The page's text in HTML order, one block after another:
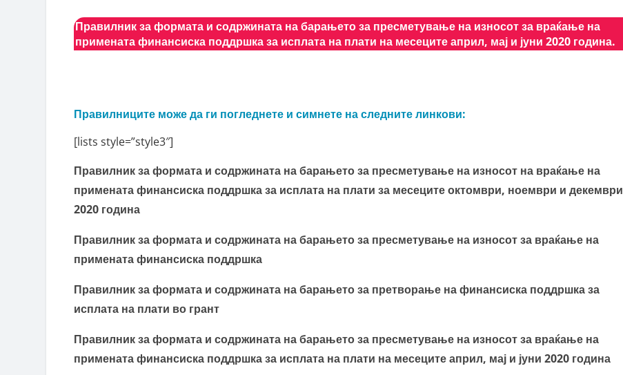
Правилник за формата и содржината на барањето за пресметување на износот за враќање на
примената финансиска поддршка за исплата на плати на месеците април, мај и јуни 2020 година.
Правилниците може да ги погледнете и симнете на следните линкови:
[lists style=”style3″]
Правилник за формата и содржината на барањето за пресметување на износот на враќање на
примената финансиска поддршка за исплата на плати за месеците октомври, ноември и декември
2020 година
Правилник за формата и содржината на барањето за пресметување на износот за враќање на
примената финансиска поддршка
Правилник за формата и содржината на барањето за претворање на финансиска поддршка за
исплата на плати во грант
Правилник за формата и содржината на барањето за пресметување на износот за враќање на
примената финансиска поддршка за исплата на плати на месеците април, мај и јуни 2020 година